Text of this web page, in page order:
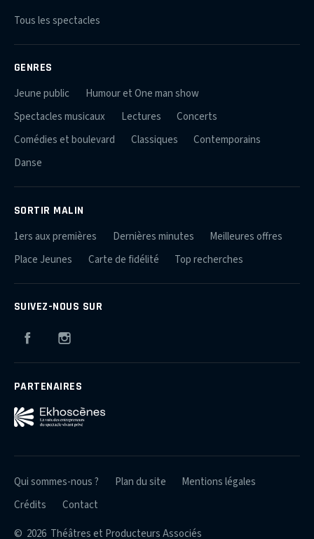
Tous les spectacles
GENRES
Jeune public
Humour et One man show
Spectacles musicaux
Lectures
Concerts
Comédies et boulevard
Classiques
Contemporains
Danse
SORTIR MALIN
1ers aux premières Dernières minutes
Meilleures offres
Place Jeunes
Carte de fidélité Top recherches
SUIVEZ-NOUS SUR
Facebook
PARTENAIRES
© 2026 Théâtres et Producteurs Associés
Qui sommes-nous ? Plan du site
Mentions légales
Crédits
Contact